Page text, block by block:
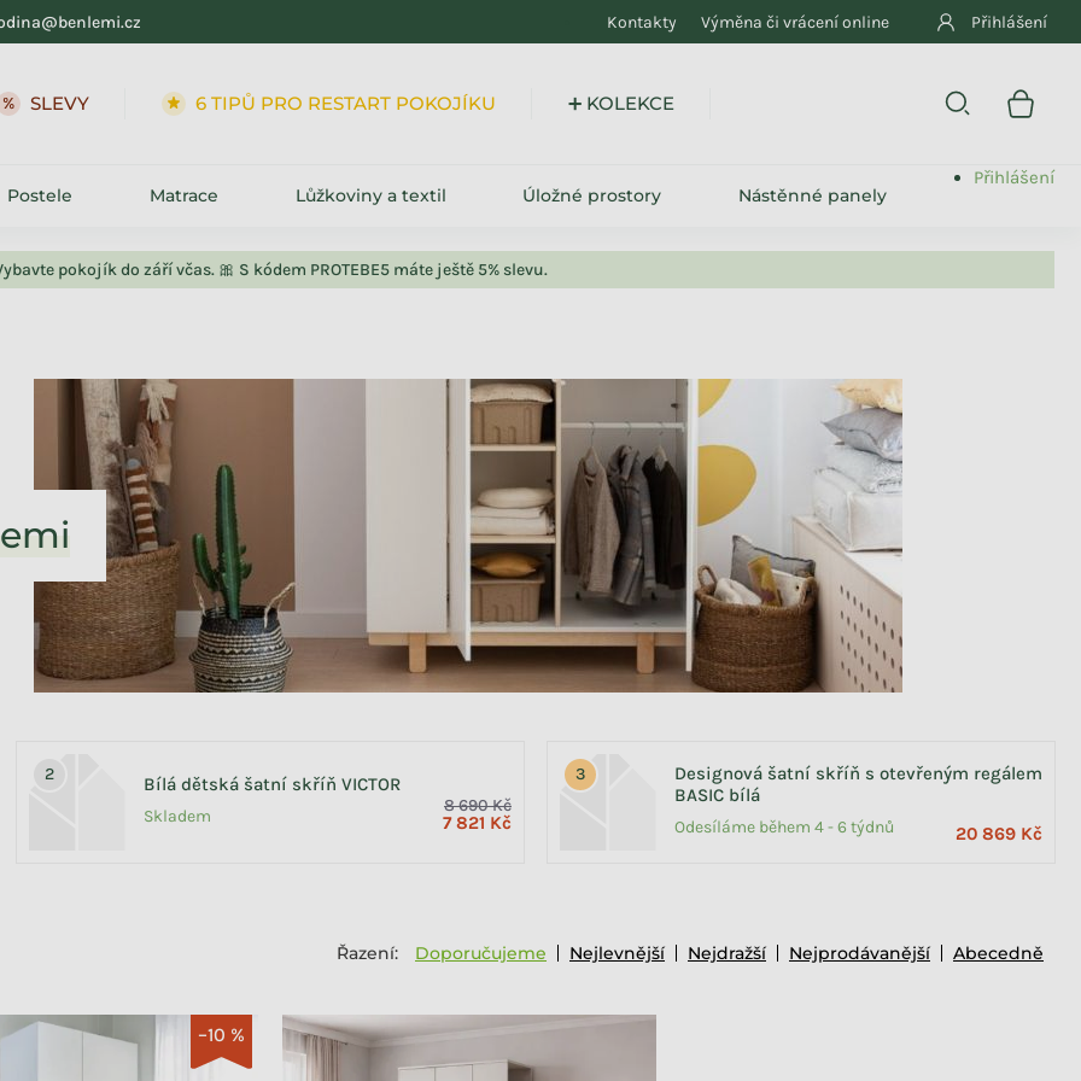
pokojík do září včas. 🎀 S kódem PROTEBE5 máte ještě 5% slevu.
Kontakty Výměna či vrácení online Přihlášení
SLEVY 6 TIPŮ PRO RESTART POKOJÍKU ➕ KOLEKCE
Postele Matrace Lůžkoviny a textil Úložné prostory Nástěnné panely
Přihlášení
Bílá dětská šatní skříň VICTOR
Skladem
8 690 Kč
7 821 Kč
Designová šatní skříň s otevřeným regálem
BASIC bílá
Odesíláme během 4 - 6 týdnů 20 869 Kč
Doporučujeme Nejlevnější Nejdražší Nejprodávanější Abecedně
–10 %